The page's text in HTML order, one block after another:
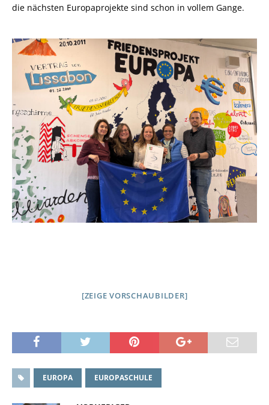
die nächsten Europaprojekte sind schon in vollem Gange.
[ZEIGE VORSCHAUBILDER]
EUROPA EUROPASCHULE